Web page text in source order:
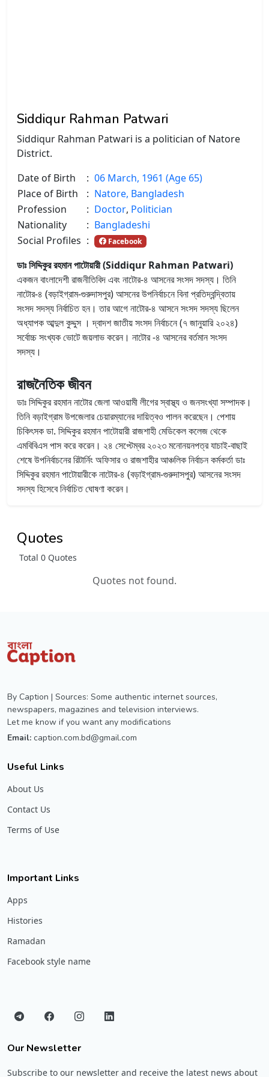
Siddiqur Rahman Patwari
Siddiqur Rahman Patwari is a politician of Natore
District.
Date of Birth
: 06 March, 1961 (Age 65)
Place of Birth
: Natore, Bangladesh
Profession
: Doctor, Politician
Nationality
: Bangladeshi
Social Profiles : Facebook
ডাঃ সিদ্দিকুর রহমান পাটোয়ারী (Siddiqur Rahman Patwari)
একজন বাংলাদেশী রাজনীতিবিদ এবং নাটোর-৪ আসনের সংসদ সদস্য। তিনি
নাটোর-৪ (বড়াইগ্রাম-গুরুদাসপুর) আসনের উপনির্বাচনে বিনা প্রতিদ্বন্দ্বিতায়
সংসদ সদস্য নির্বাচিত হন। তার আগে নাটোর-৪ আসনে সংসদ সদস্য ছিলেন
অধ্যাপক আব্দুল কুদ্দুস । দ্বাদশ জাতীয় সংসদ নির্বাচনে (৭ জানুয়ারি ২০২৪)
সর্বোচ্চ সংখ্যক ভোটে জয়লাভ করেন। নাটোর -৪ আসনের বর্তমান সংসদ
সদস্য।
রাজনৈতিক জীবন
ডাঃ সিদ্দিকুর রহমান নাটোর জেলা আওয়ামী লীগের স্বাস্থ্য ও জনসংখ্যা সম্পাদক।
তিনি বড়াইগ্রাম উপজেলার চেয়ারম্যানের দায়িত্বও পালন করেছেন। পেশায়
চিকিৎসক ডা. সিদ্দিকুর রহমান পাটোয়ারী রাজশাহী মেডিকেল কলেজ থেকে
এমবিবিএস পাস করে করেন। ২৪ সেপ্টেম্বর ২০২৩ মনোনয়নপত্র যাচাই-বাছাই
শেষে উপনির্বাচনের রিটার্নিং অফিসার ও রাজশাহীর আঞ্চলিক নির্বাচন কর্মকর্তা ডাঃ
সিদ্দিকুর রহমান পাটোয়ারীকে নাটোর-৪ (বড়াইগ্রাম-গুরুদাসপুর) আসনের সংসদ
সদস্য হিসেবে নির্বাচিত ঘোষণা করেন।
Quotes
Total 0 Quotes
Quotes not found.
By Caption | Sources: Some authentic internet sources,
newspapers, magazines and television interviews.
Let me know if you want any modifications
Email: caption.com.bd@gmail.com
Useful Links
About Us
Contact Us
Terms of Use
Important Links
Apps
Histories
Ramadan
Facebook style name
Our Newsletter
Subscribe to our newsletter and receive the latest news about